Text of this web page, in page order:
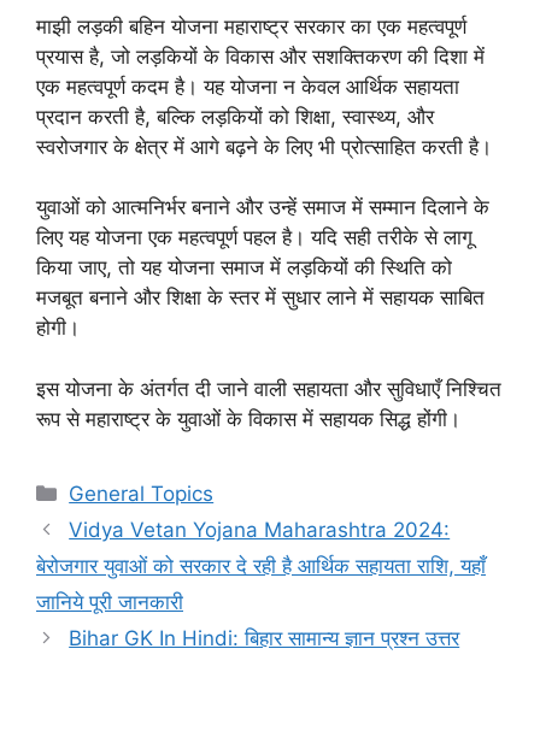
माझी लड़की बहिन योजना महाराष्ट्र सरकार का एक महत्वपूर्ण
प्रयास है, जो लड़कियों के विकास और सशक्तिकरण की दिशा में
एक महत्वपूर्ण कदम है। यह योजना न केवल आर्थिक सहायता
प्रदान करती है, बल्कि लड़कियों को शिक्षा, स्वास्थ्य, और
स्वरोजगार के क्षेत्र में आगे बढ़ने के लिए भी प्रोत्साहित करती है।
युवाओं को आत्मनिर्भर बनाने और उन्हें समाज में सम्मान दिलाने के
लिए यह योजना एक महत्वपूर्ण पहल है। यदि सही तरीके से लागू
किया जाए, तो यह योजना समाज में लड़कियों की स्थिति को
मजबूत बनाने और शिक्षा के स्तर में सुधार लाने में सहायक साबित
होगी।
इस योजना के अंतर्गत दी जाने वाली सहायता और सुविधाएँ निश्चित
रूप से महाराष्ट्र के युवाओं के विकास में सहायक सिद्ध होंगी।
Categories
General Topics
Vidya Vetan Yojana Maharashtra 2024:
बेरोजगार युवाओं को सरकार दे रही है आर्थिक सहायता राशि, यहाँ
जानिये पूरी जानकारी
Bihar GK In Hindi: बिहार सामान्य ज्ञान प्रश्न उत्तर